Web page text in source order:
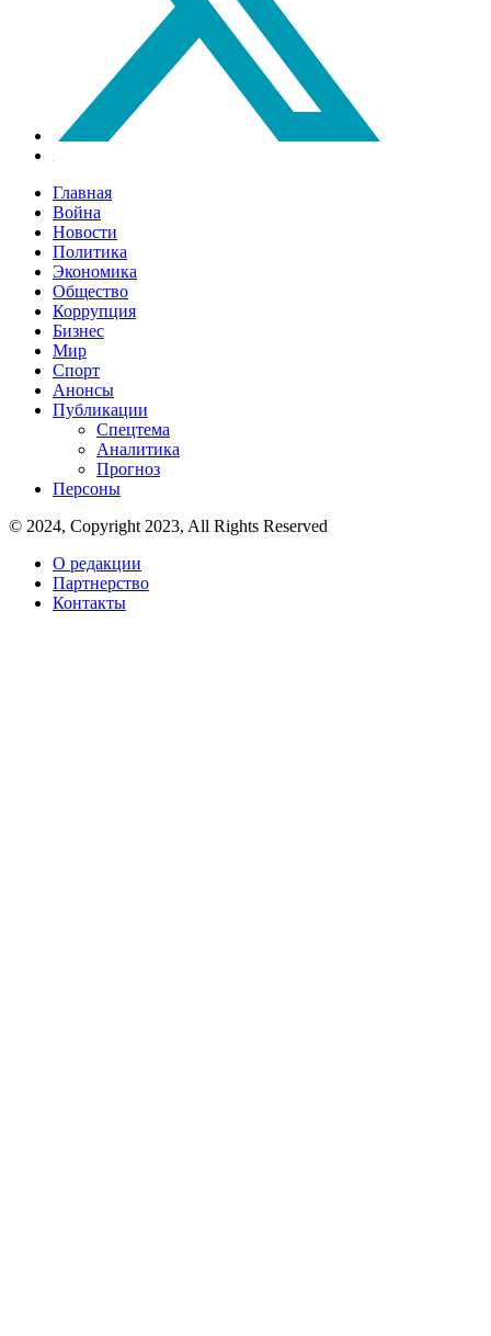
Главная
Война
Новости
Политика
Экономика
Общество
Коррупция
Бизнес
Мир
Спорт
Анонсы
Публикации
Спецтема
Аналитика
Прогноз
Персоны
© 2024, Copyright 2023, All Rights Reserved
О редакции
Партнерство
Контакты